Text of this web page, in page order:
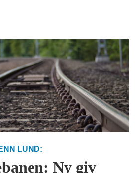
LUND:
Ny giv